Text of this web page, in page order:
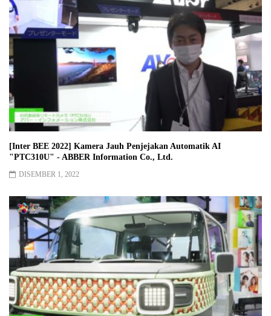
[Inter BEE 2022] Kamera Jauh Penjejakan Automatik AI
"PTC310U" - ABBER Information Co., Ltd.
DISEMBER 1, 2022